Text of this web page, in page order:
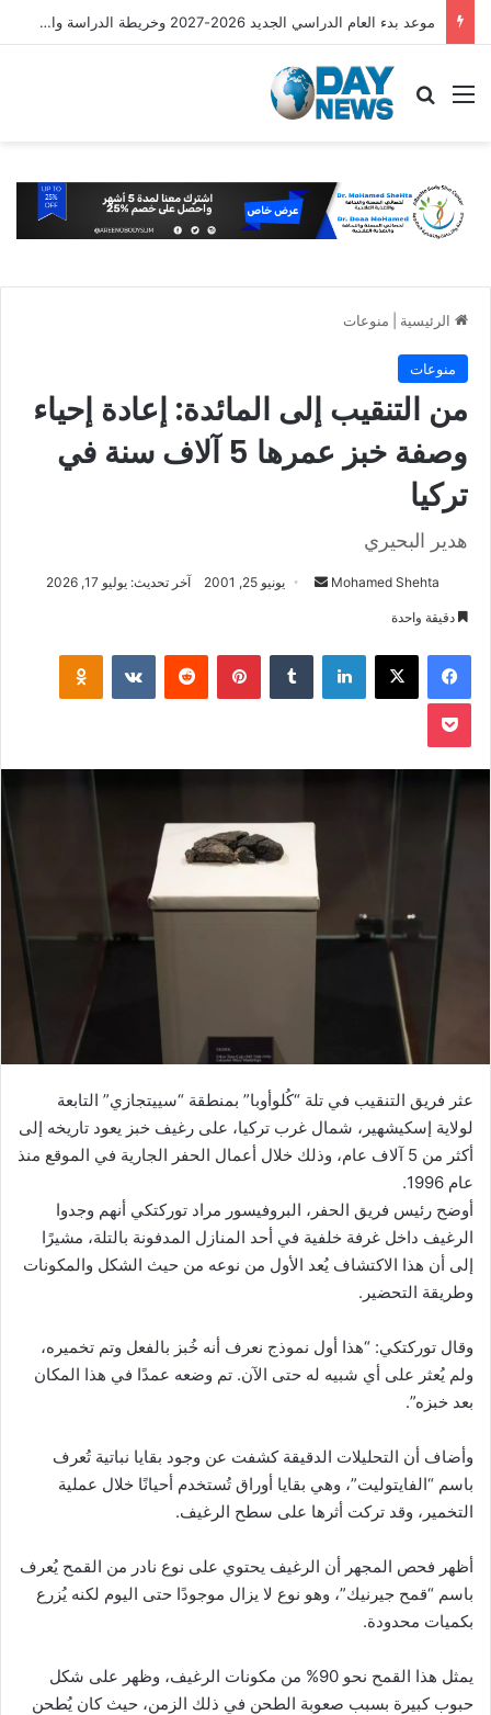
شروط تأشيرة العمرة الجديدة متعددة الدخول لمدة 365 يومًا
القائمة بحث عن
الرئيسية منوعات
منوعات
من التنقيب إلى المائدة: إعادة إحياء
وصفة خبز عمرها 5 آلاف سنة في
تركيا
هدير البحيري
Mohamed Shehta
أرسل يونيو 25, 2001 آخر تحديث: يوليو 17, 2026
دقيقة واحدة
فيسبوك ‫X لينكدإن بينتيريست
‫Pocket
عثر فريق التنقيب في تلة “كُلوأوبا” بمنطقة “سييتجازي” التابعة
لولاية إسكيشهير، شمال غرب تركيا، على رغيف خبز يعود تاريخه إلى
أكثر من 5 آلاف عام، وذلك خلال أعمال الحفر الجارية في الموقع منذ
عام 1996.
أوضح رئيس فريق الحفر، البروفيسور مراد توركتكي أنهم وجدوا
الرغيف داخل غرفة خلفية في أحد المنازل المدفونة بالتلة، مشيرًا
إلى أن هذا الاكتشاف يُعد الأول من نوعه من حيث الشكل والمكونات
وطريقة التحضير.
وقال توركتكي: “هذا أول نموذج نعرف أنه خُبز بالفعل وتم تخميره،
ولم يُعثر على أي شبيه له حتى الآن. تم وضعه عمدًا في هذا المكان
بعد خبزه”.
وأضاف أن التحليلات الدقيقة كشفت عن وجود بقايا نباتية تُعرف
باسم “الفايتوليت”، وهي بقايا أوراق تُستخدم أحيانًا خلال عملية
التخمير، وقد تركت أثرها على سطح الرغيف.
أظهر فحص المجهر أن الرغيف يحتوي على نوع نادر من القمح يُعرف
باسم “قمح جيرنيك”، وهو نوع لا يزال موجودًا حتى اليوم لكنه يُزرع
بكميات محدودة.
يمثل هذا القمح نحو 90% من مكونات الرغيف، وظهر على شكل
حبوب كبيرة بسبب صعوبة الطحن في ذلك الزمن، حيث كان يُطحن